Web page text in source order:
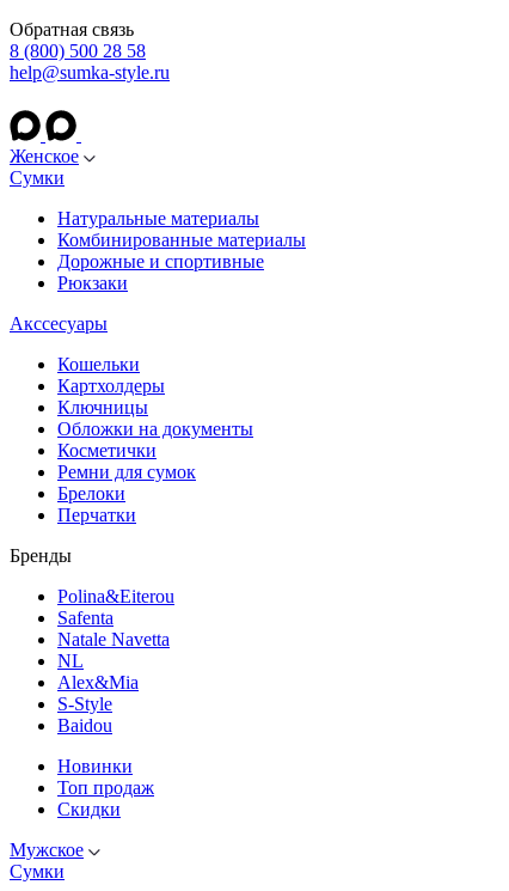
Обратная связь
8 (800) 500 28 58
help@sumka-style.ru
Женское
Сумки
Натуральные материалы
Комбинированные материалы
Дорожные и спортивные
Рюкзаки
Акссесуары
Кошельки
Картхолдеры
Ключницы
Обложки на документы
Косметички
Ремни для сумок
Брелоки
Перчатки
Бренды
Polina&Eiterou
Safenta
Natale Navetta
NL
Alex&Mia
S-Style
Baidou
Новинки
Топ продаж
Скидки
Мужское
Сумки